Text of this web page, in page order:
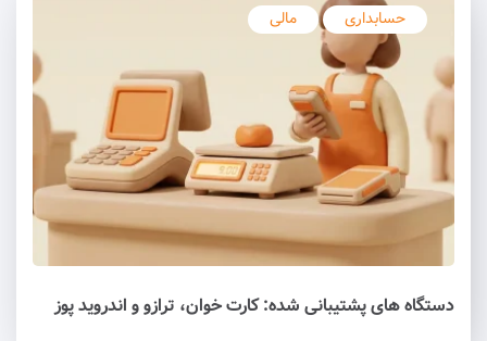
حسابداری مالی
دستگاه های پشتیبانی شده: کارت خوان، ترازو و اندروید پوز